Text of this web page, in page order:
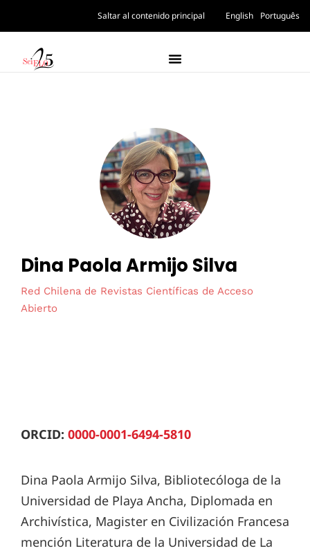
Saltar al contenido principal English Português
Dina Paola Armijo Silva
Red Chilena de Revistas Científicas de Acceso
Abierto
ORCID: 0000-0001-6494-5810
Dina Paola Armijo Silva, Bibliotecóloga de la
Universidad de Playa Ancha, Diplomada en
Archivística, Magister en Civilización Francesa
mención Literatura de la Universidad de La